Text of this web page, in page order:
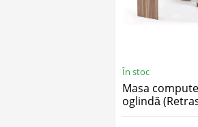
În stoc
Masa
oglindă